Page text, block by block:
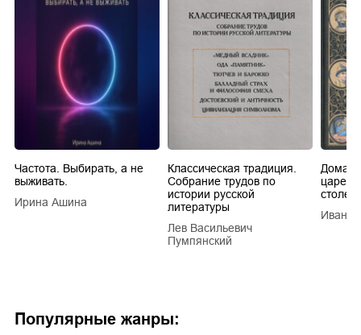
Популярные жанры:
Частота. Выбирать, а не
выживать.
Ирина Ашина
Классическая традиция.
Собрание трудов по
истории русской
литературы
Лев Васильевич
Пумпянский
царей
Иван